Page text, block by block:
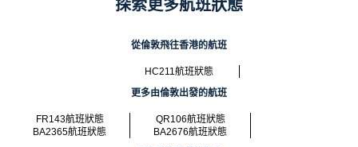
探索更多航班狀態
從倫敦飛往香港的航班
HC211航班狀態
更多由倫敦出發的航班
FR143航班狀態
QR106航班狀態
BA2365航班狀態
BA2676航班狀態